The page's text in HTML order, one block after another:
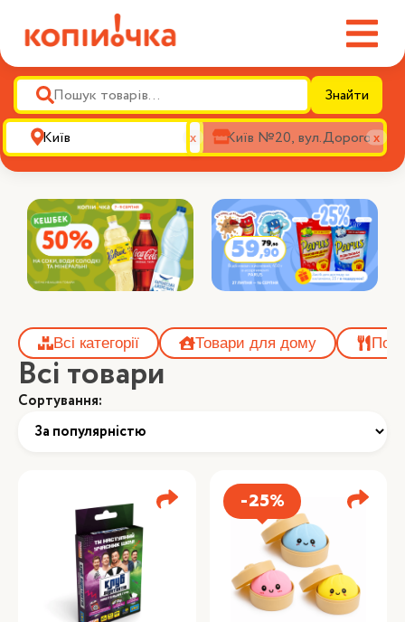
Знайти
х х
Всі категорії Товари для дому
Всі товари
Сортування:
-25%